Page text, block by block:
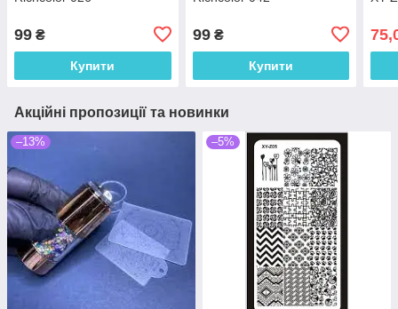
99 ₴
Купити
99₴
Купити
Акційні пропозиції та новинки
–13% –5%